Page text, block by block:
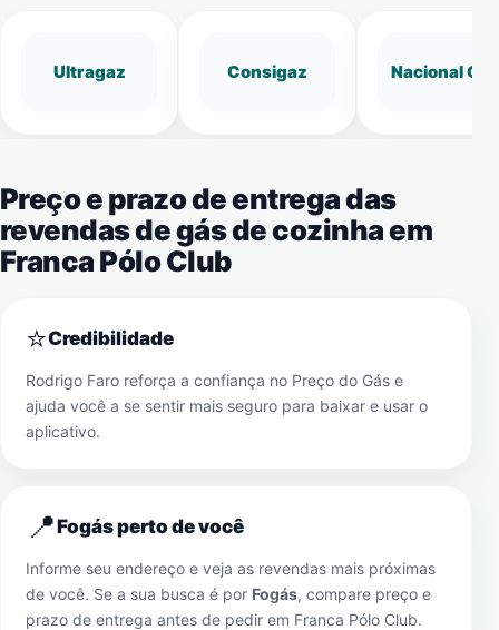
Ultragaz Consigaz Nacional Gás
Preço e prazo de entrega das
revendas de gás de cozinha em
Franca Pólo Club
⭐Credibilidade
Rodrigo Faro reforça a confiança no Preço do Gás e
ajuda você a se sentir mais seguro para baixar e usar o
aplicativo.
📍Fogás perto de você
Informe seu endereço e veja as revendas mais próximas
de você. Se a sua busca é por Fogás, compare preço e
prazo de entrega antes de pedir em Franca Pólo Club.